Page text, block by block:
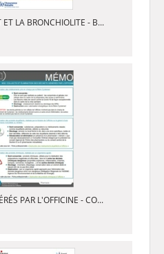
ET LA BRONCHIOLITE - B...
PAR L'OFFICINE - CO...